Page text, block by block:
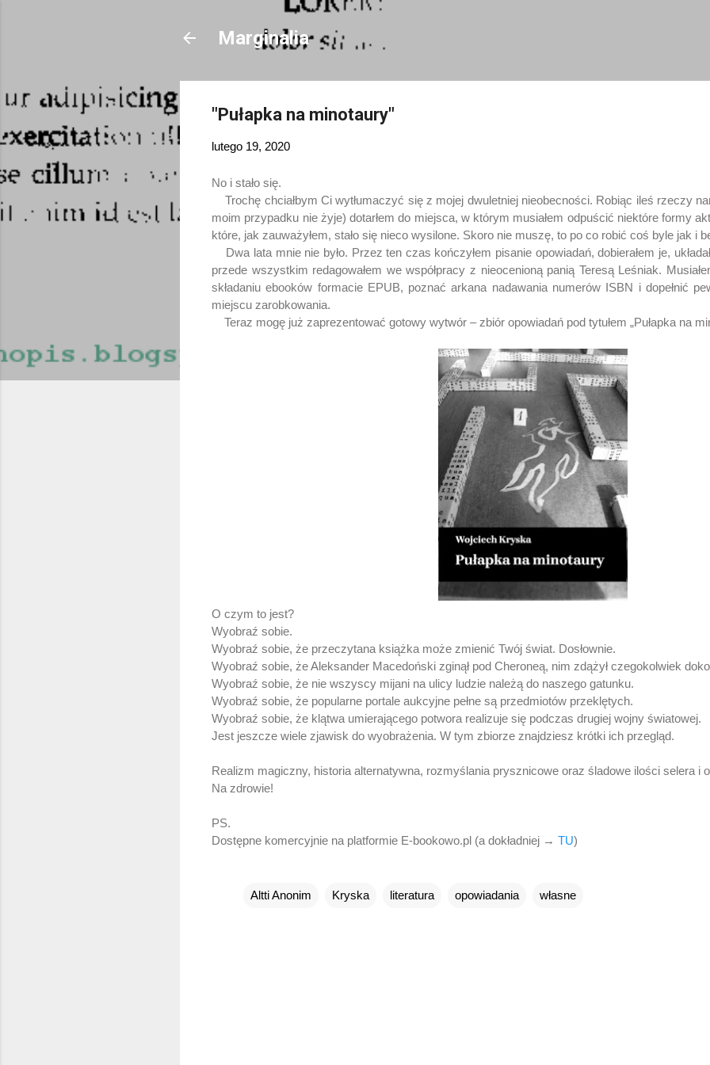
Marginalia
"Pułapka na minotaury"
lutego 19, 2020
No i stało się.
Trochę chciałbym Ci wytłumaczyć się z mojej dwuletniej nieobecności. Robiąc ileś rzeczy
moim przypadku nie żyje) dotarłem do miejsca, w którym musiałem odpuścić niektóre formy
które, jak zauważyłem, stało się nieco wysilone. Skoro nie muszę, to po co robić coś byle jak i
Dwa lata mnie nie było. Przez ten czas kończyłem pisanie opowiadań, dobierałem je,
przede wszystkim redagowałem we współpracy z nieocenioną panią Teresą Leśniak.
składaniu ebooków formacie EPUB, poznać arkana nadawania numerów ISBN i dopełnić
miejscu zarobkowania.
Teraz mogę już zaprezentować gotowy wytwór – zbiór opowiadań pod tytułem „Pułapka na
O czym to jest?
Wyobraź sobie.
Wyobraź sobie, że przeczytana książka może zmienić Twój świat. Dosłownie.
Wyobraź sobie, że Aleksander Macedoński zginął pod Cheroneą, nim zdążył czegokolwiek
Wyobraź sobie, że nie wszyscy mijani na ulicy ludzie należą do naszego gatunku.
Wyobraź sobie, że popularne portale aukcyjne pełne są przedmiotów przeklętych.
Wyobraź sobie, że klątwa umierającego potwora realizuje się podczas drugiej wojny światowej.
Jest jeszcze wiele zjawisk do wyobrażenia. W tym zbiorze znajdziesz krótki ich przegląd.
Realizm magiczny, historia alternatywna, rozmyślania prysznicowe oraz śladowe ilości selera i
Na zdrowie!
PS.
Dostępne komercyjnie na platformie E-bookowo.pl (a dokładniej → TU)
Altti Anonim Kryska literatura opowiadania własne